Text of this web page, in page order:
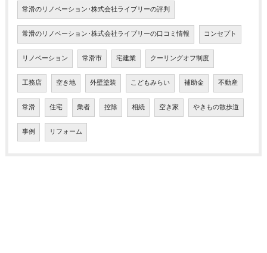
常滑のリノベーション･株式会社ライブリーの評判
常滑のリノベーション･株式会社ライブリーの口コミ情報 コンセプト
リノベーション 常滑市 宅建業 クーリングオフ制度
工務店 空き地 外壁塗装 こどもみらい 補助金 不動産
常滑 住宅 業者 控除 相続 空き家 やきもの散歩道
事例 リフォーム